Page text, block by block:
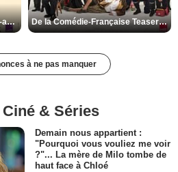
Les Matins merveilleux Bande-annonce VF De la Comédie-Française Teaser VF
à ne pas manquer
& Séries
Demain nous appartient :
"Pourquoi vous vouliez me voir
?"... La mère de Milo tombe de
haut face à Chloé